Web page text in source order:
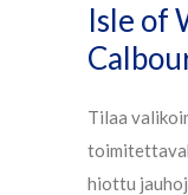
Isle of
Tilaa
hiottu